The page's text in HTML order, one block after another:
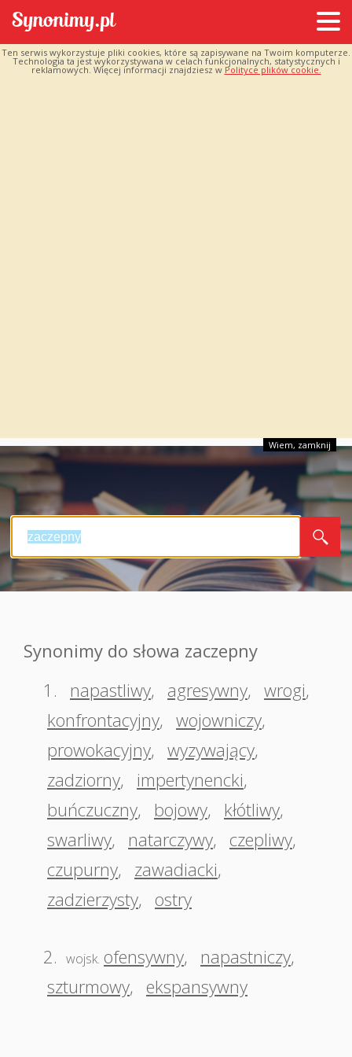
Ten serwis wykorzystuje pliki cookies, które są zapisywane na Twoim komputerze.
Technologia ta jest wykorzystywana w celach funkcjonalnych, statystycznych i
reklamowych. Więcej informacji znajdziesz w Polityce plików cookie.
Wiem, zamknij
Synonimy do słowa zaczepny
1.
napastliwy, agresywny, wrogi,
konfrontacyjny, wojowniczy,
prowokacyjny, wyzywający,
zadziorny, impertynencki,
buńczuczny, bojowy, kłótliwy,
swarliwy, natarczywy, czepliwy,
czupurny, zawadiacki,
zadzierzysty, ostry
2. wojsk. ofensywny, napastniczy,
szturmowy, ekspansywny